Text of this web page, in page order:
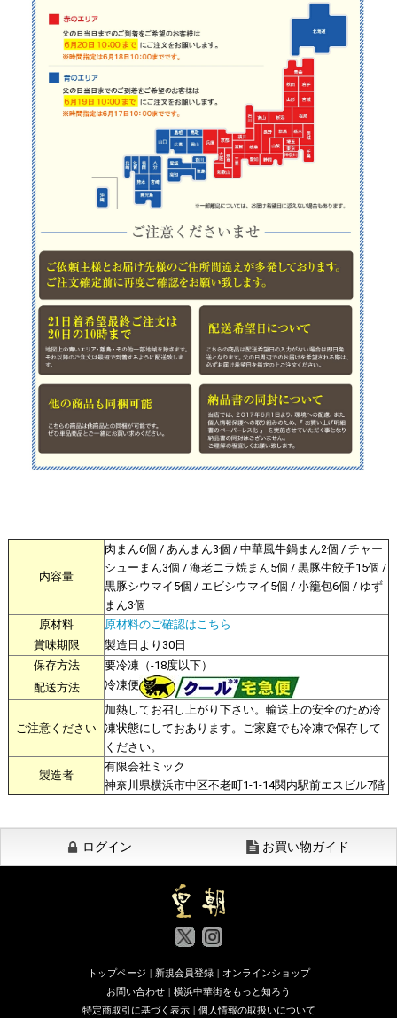
内容量
肉まん6個 / あんまん3個 / 中華風牛鍋まん2個 / チャー
シューまん3個 / 海老ニラ焼まん5個 / 黒豚生餃子15個 /
黒豚シウマイ5個 / エビシウマイ5個 / 小籠包6個 / ゆず
まん3個
原材料
原材料のご確認はこちら
賞味期限
製造日より30日
保存方法
要冷凍（-18度以下）
配送方法
冷凍便
ご注意ください
加熱してお召し上がり下さい。輸送上の安全のため冷
凍状態にしておあります。ご家庭でも冷凍で保存して
ください。
製造者
有限会社ミック
神奈川県横浜市中区不老町1-1-14関内駅前エスビル7階
ログイン お買い物ガイド
トップページ | 新規会員登録 | オンラインショップ
お問い合わせ | 横浜中華街をもっと知ろう
特定商取引に基づく表示 | 個人情報の取扱いについて